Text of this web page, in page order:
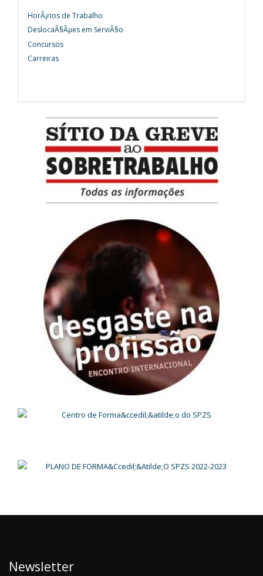
HorÃ¡rios de Trabalho
DeslocaÃ§Ãµes em ServiÃ§o
Concursos
Carreiras
Newsletter